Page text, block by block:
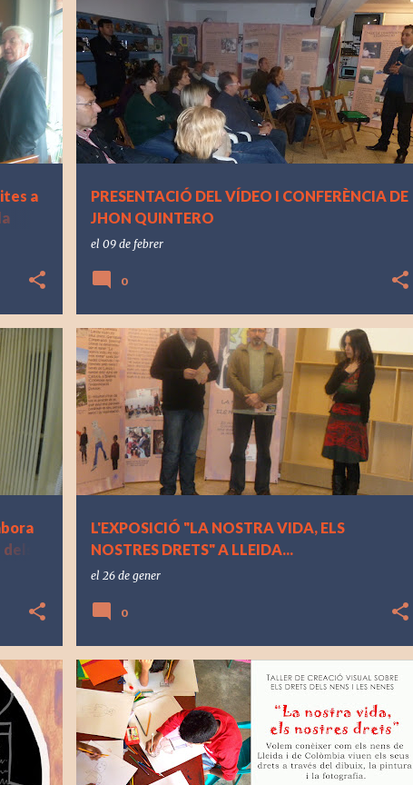
a
PRESENTACIÓ DEL VÍDEO I CONFERÈNCIA DE
JHON QUINTERO
el 09 de febrer
0
L'EXPOSICIÓ "LA NOSTRA VIDA, ELS
NOSTRES DRETS" A LLEIDA...
el 26 de gener
0